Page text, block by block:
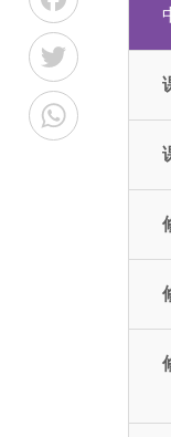
Twitter